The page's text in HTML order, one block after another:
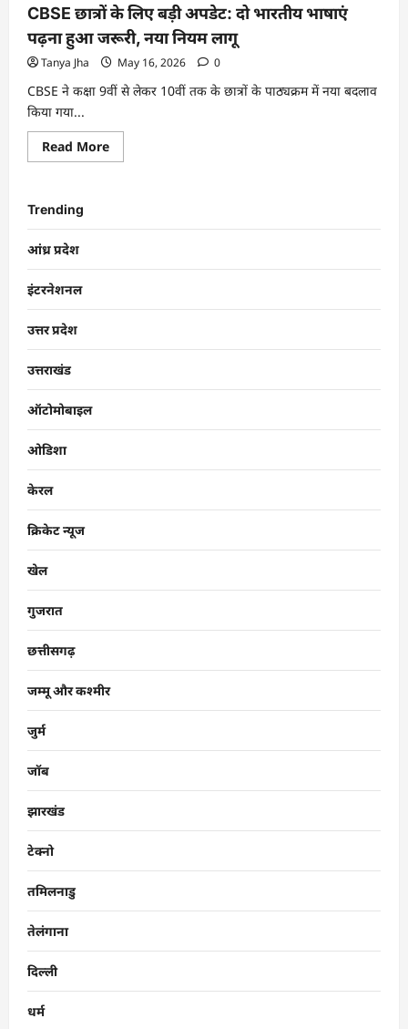
CBSE छात्रों के लिए बड़ी अपडेट: दो भारतीय भाषाएं
पढ़ना हुआ जरूरी, नया नियम लागू
Tanya Jha May 16, 2026 0
CBSE ने कक्षा 9वीं से लेकर 10वीं तक के छात्रों के पाठ्यक्रम में नया बदलाव
किया गया...
Read More
Trending
आंध्र प्रदेश
इंटरनेशनल
उत्तर प्रदेश
उत्तराखंड
ऑटोमोबाइल
ओडिशा
केरल
क्रिकेट न्यूज
खेल
गुजरात
छत्तीसगढ़
जम्मू और कश्मीर
जुर्म
जॉब
झारखंड
टेक्नो
तमिलनाडु
तेलंगाना
दिल्ली
धर्म